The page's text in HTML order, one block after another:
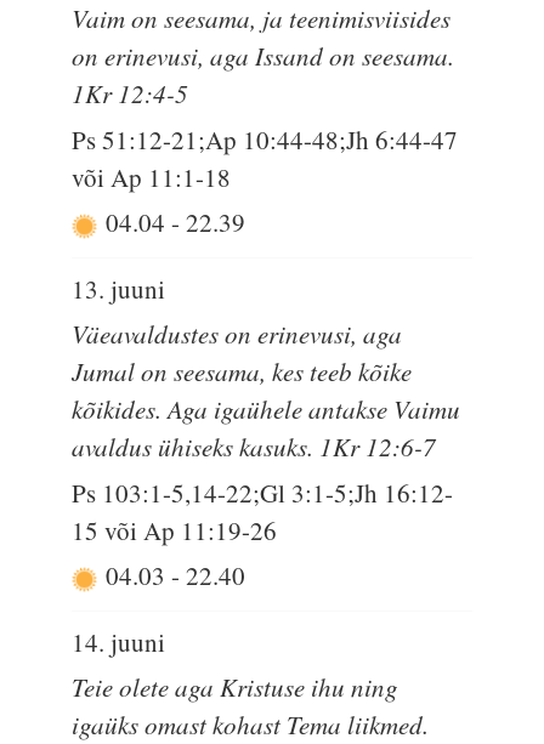
Vaim on seesama, ja teenimisviisides
on erinevusi, aga Issand on seesama.
1Kr 12:4-5
Ps 51:12-21;Ap 10:44-48;Jh 6:44-47
või Ap 11:1-18
04.04 - 22.39
13. juuni
Väeavaldustes on erinevusi, aga
Jumal on seesama, kes teeb kõike
kõikides. Aga igaühele antakse Vaimu
avaldus ühiseks kasuks. 1Kr 12:6-7
Ps 103:1-5,14-22;Gl 3:1-5;Jh 16:12-
15 või Ap 11:19-26
04.03 - 22.40
14. juuni
Teie olete aga Kristuse ihu ning
igaüks omast kohast Tema liikmed.